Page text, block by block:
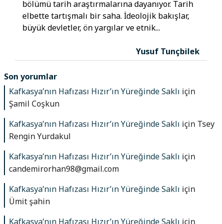
bölümü tarih araştırmalarına dayanıyor. Tarih
elbette tartışmalı bir saha. İdeolojik bakışlar,
büyük devletler, ön yargılar ve etnik...
Yusuf Tunçbilek
Son yorumlar
Kafkasya’nın Hafızası Hızır’ın Yüreğinde Saklı için
Şamil Coşkun
Kafkasya’nın Hafızası Hızır’ın Yüreğinde Saklı için Tsey
Rengin Yurdakul
Kafkasya’nın Hafızası Hızır’ın Yüreğinde Saklı için
candemirorhan98@gmail.com
Kafkasya’nın Hafızası Hızır’ın Yüreğinde Saklı için
Ümit şahin
Kafkasya’nın Hafızası Hızır’ın Yüreğinde Saklı için